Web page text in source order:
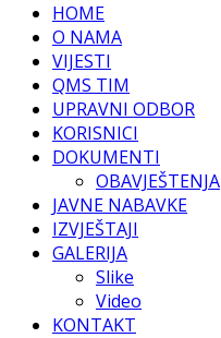
HOME
O NAMA
VIJESTI
QMS TIM
UPRAVNI ODBOR
KORISNICI
DOKUMENTI
OBAVJEŠTENJA
JAVNE NABAVKE
IZVJEŠTAJI
GALERIJA
Slike
Video
KONTAKT